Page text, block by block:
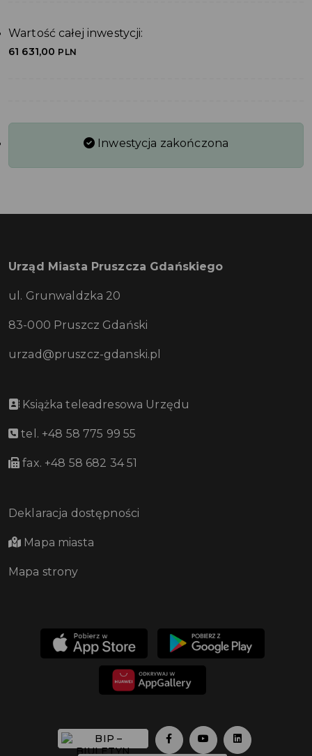
Wartość całej inwestycji:
61 631,00 PLN
Inwestycja zakończona
Urząd Miasta Pruszcza Gdańskiego
ul. Grunwaldzka 20
83-000 Pruszcz Gdański
urzad@pruszcz-gdanski.pl
Książka teleadresowa Urzędu
tel. +48 58 775 99 55
fax. +48 58 682 34 51
Deklaracja dostępności
Mapa miasta
Mapa strony